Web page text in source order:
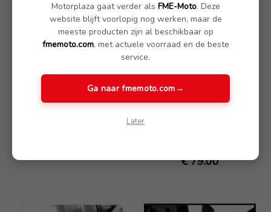
€ 79.00
Motorplaza gaat verder als FME-Moto. Deze
website blijft voorlopig nog werken, maar de
meeste producten zijn al beschikbaar op
fmemoto.com, met actuele voorraad en de beste
service.
Ga naar fmemoto.com→
Later